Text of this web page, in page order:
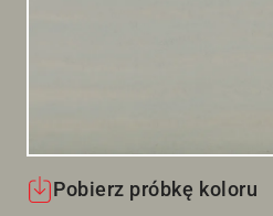
Pobierz próbkę koloru